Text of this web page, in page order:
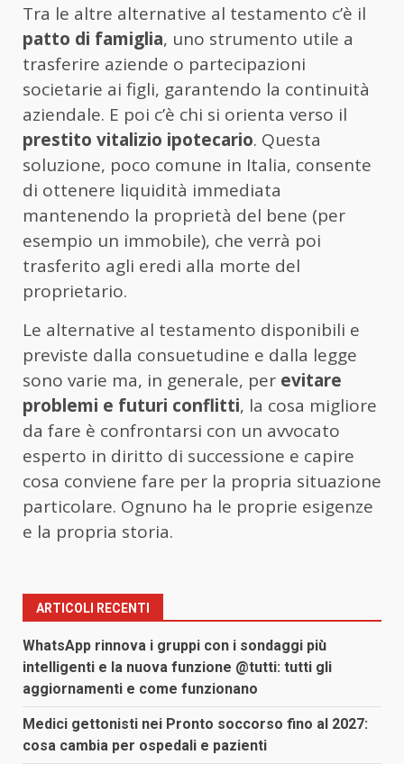
Tra le altre alternative al testamento c’è il
patto di famiglia, uno strumento utile a
trasferire aziende o partecipazioni
societarie ai figli, garantendo la continuità
aziendale. E poi c’è chi si orienta verso il
prestito vitalizio ipotecario. Questa
soluzione, poco comune in Italia, consente
di ottenere liquidità immediata
mantenendo la proprietà del bene (per
esempio un immobile), che verrà poi
trasferito agli eredi alla morte del
proprietario.
Le alternative al testamento disponibili e
previste dalla consuetudine e dalla legge
sono varie ma, in generale, per evitare
problemi e futuri conflitti, la cosa migliore
da fare è confrontarsi con un avvocato
esperto in diritto di successione e capire
cosa conviene fare per la propria situazione
particolare. Ognuno ha le proprie esigenze
e la propria storia.
ARTICOLI RECENTI
WhatsApp rinnova i gruppi con i sondaggi più
intelligenti e la nuova funzione @tutti: tutti gli
aggiornamenti e come funzionano
Medici gettonisti nei Pronto soccorso fino al 2027:
cosa cambia per ospedali e pazienti